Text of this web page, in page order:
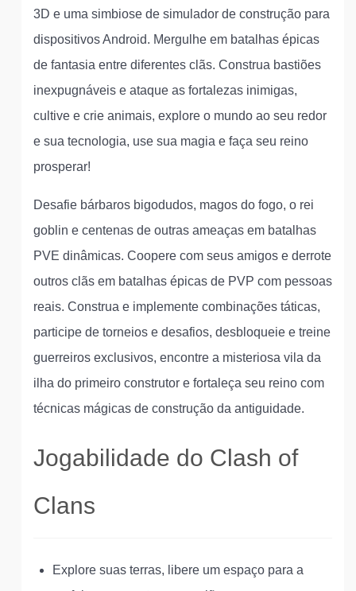
3D e uma simbiose de simulador de construção para
dispositivos Android. Mergulhe em batalhas épicas
de fantasia entre diferentes clãs. Construa bastiões
inexpugnáveis e ataque as fortalezas inimigas,
cultive e crie animais, explore o mundo ao seu redor
e sua tecnologia, use sua magia e faça seu reino
prosperar!
Desafie bárbaros bigodudos, magos do fogo, o rei
goblin e centenas de outras ameaças em batalhas
PVE dinâmicas. Coopere com seus amigos e derrote
outros clãs em batalhas épicas de PVP com pessoas
reais. Construa e implemente combinações táticas,
participe de torneios e desafios, desbloqueie e treine
guerreiros exclusivos, encontre a misteriosa vila da
ilha do primeiro construtor e fortaleça seu reino com
técnicas mágicas de construção da antiguidade.
Jogabilidade do Clash of
Clans
Explore suas terras, libere um espaço para a